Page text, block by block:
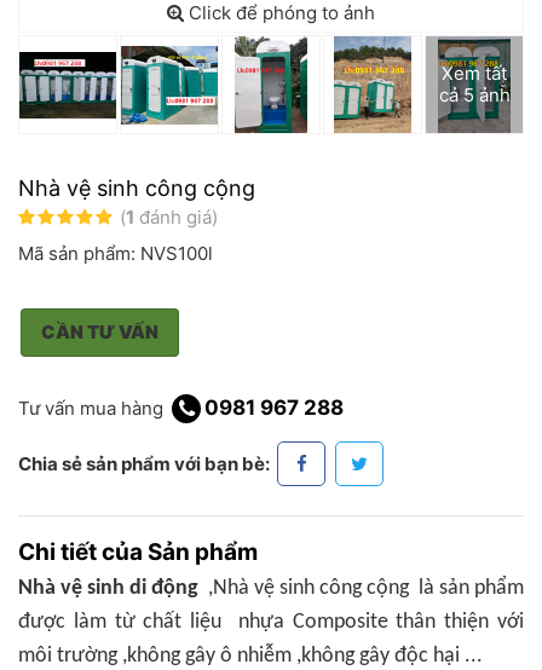
Click để phóng to ảnh
Xem tất
cả 5 ảnh
Nhà vệ sinh công cộng
(1 đánh giá)
Mã sản phẩm: NVS100l
CẦN TƯ VẤN
Tư vấn mua hàng 0981 967 288
Chia sẻ sản phẩm với bạn bè:
Chi tiết của Sản phẩm
Nhà vệ sinh di động ,Nhà vệ sinh công cộng là sản phẩm
được làm từ chất liệu nhựa Composite thân thiện với
môi trường ,không gây ô nhiễm ,không gây độc hại ...